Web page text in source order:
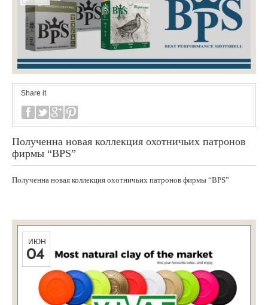
Share it
Полученна новая коллекция охотничьих патронов
фирмы “BPS”
Полученна новая коллекция охотничьих патронов фирмы “BPS”
ИЮН
04